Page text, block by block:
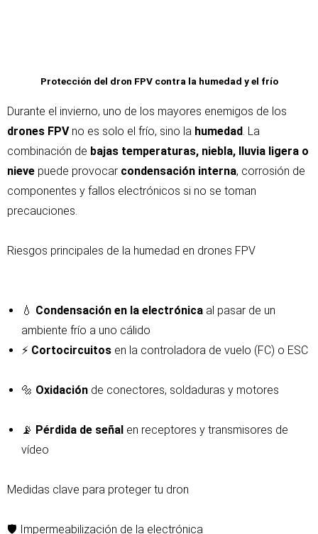
Protección del dron FPV contra la humedad y el frío
Durante el invierno, uno de los mayores enemigos de los
drones FPVno es solo el frío, sino la humedad. La
combinación de bajas temperaturas, niebla, lluvia ligera o
nieve puede provocar condensación interna, corrosión de
componentes y fallos electrónicos si no se toman
precauciones.
Riesgos principales de la humedad en drones FPV
💧 Condensación en la electrónica al pasar de un
ambiente frío a uno cálido
⚡ Cortocircuitos en la controladora de vuelo (FC) o ESC
🔩 Oxidación de conectores, soldaduras y motores
📡 Pérdida de señal en receptores y transmisores de
vídeo
Medidas clave para proteger tu dron
🛡️ Impermeabilización de la electrónica